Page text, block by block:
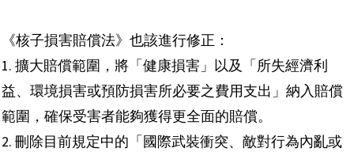
《核子損害賠償法》也該進行修正：
1. 擴大賠償範圍，將「健康損害」以及「所失經濟利
益、環境損害或預防損害所必要之費用支出」納入賠償
範圍，確保受害者能夠獲得更全面的賠償。
2. 刪除目前規定中的「國際武裝衝突、敵對行為內亂或